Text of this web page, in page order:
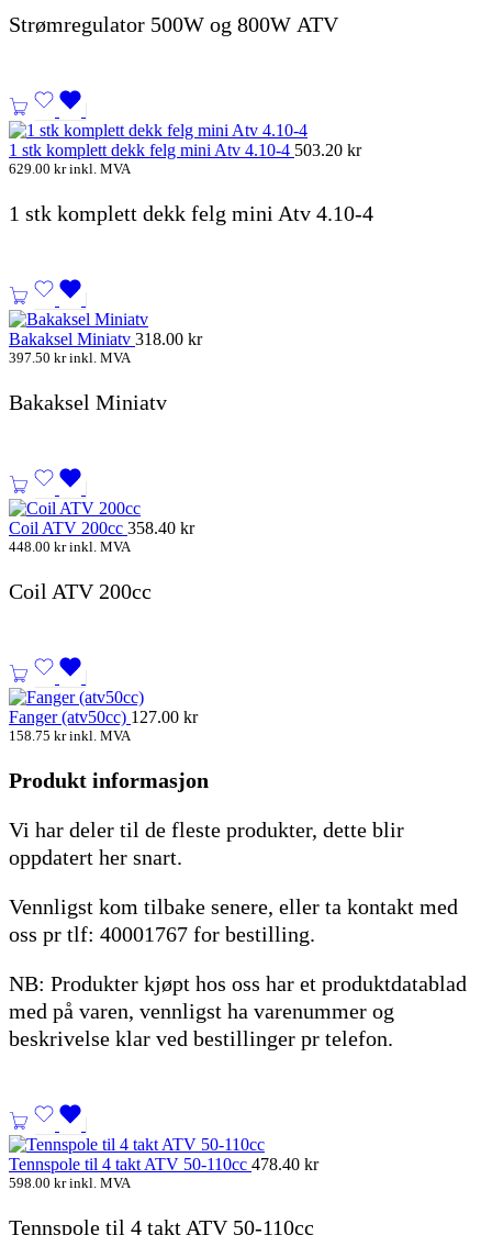
Strømregulator 500W og 800W ATV
1 stk komplett dekk felg mini Atv 4.10-4 503.20 kr
629.00 krinkl. MVA
1 stk komplett dekk felg mini Atv 4.10-4
Bakaksel Miniatv 318.00 kr
397.50 krinkl. MVA
Bakaksel Miniatv
Coil ATV 200cc 358.40 kr
448.00 krinkl. MVA
Coil ATV 200cc
Fanger (atv50cc) 127.00 kr
158.75 krinkl. MVA
Produkt informasjon
Vi har deler til de fleste produkter, dette blir
oppdatert her snart.
Vennligst kom tilbake senere, eller ta kontakt med
oss pr tlf: 40001767 for bestilling.
NB: Produkter kjøpt hos oss har et produktdatablad
med på varen, vennligst ha varenummer og
beskrivelse klar ved bestillinger pr telefon.
Tennspole til 4 takt ATV 50-110cc 478.40 kr
598.00 krinkl. MVA
Tennspole til 4 takt ATV 50-110cc